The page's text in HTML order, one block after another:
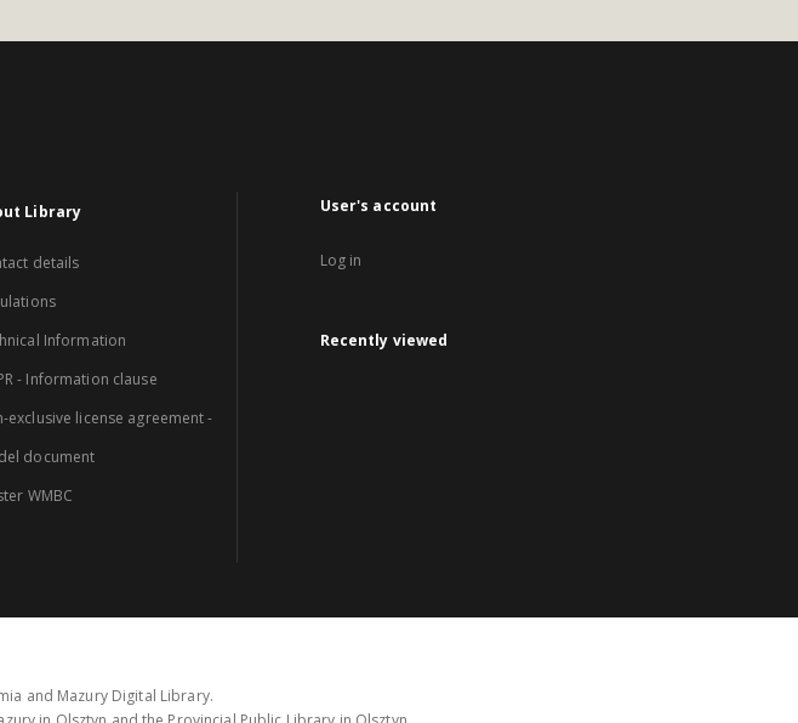
Library
details
Information
- Information clause
exclusive license agreement -
document
WMBC
User's account
Log in
Recently viewed
and Mazury Digital Library.